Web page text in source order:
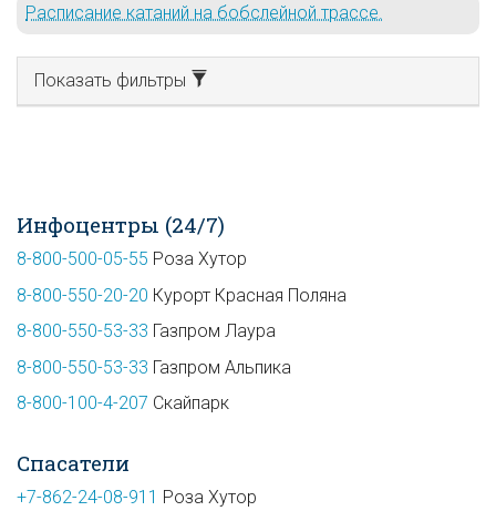
Расписание катаний на бобслейной трассе.
Показать фильтры
Инфоцентры (24/7)
8-800-500-05-55 Роза Хутор
8-800-550-20-20 Курорт Красная Поляна
8-800-550-53-33 Газпром Лаура
8-800-550-53-33 Газпром Альпика
8-800-100-4-207 Скайпарк
Спасатели
+7-862-24-08-911 Роза Хутор